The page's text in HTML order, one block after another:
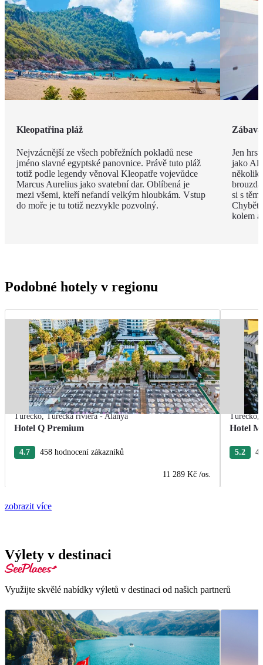
Kleopatřina pláž
Nejvzácnější ze všech pobřežních pokladů nese
jméno slavné egyptské panovnice. Právě tuto pláž
totiž podle legendy věnoval Kleopatře vojevůdce
Marcus Aurelius jako svatební dar. Oblíbená je
mezi všemi, kteří nefandí velkým hloubkám. Vstup
do moře je tu totiž nezvykle pozvolný.
Jen
jako
si s
Chybět
kolem
Podobné hotely v regionu
Turecko,Turecká riviéra - Alanya
Hotel Q Premium
4.7 458 hodnocení zákazníků
11 289 Kč /os.
Turecko,
Hotel
5.2
zobrazit více
Výlety v destinaci
Využijte skvělé nabídky výletů v destinaci od našich partnerů